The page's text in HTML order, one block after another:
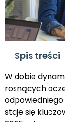
Spis treści
W dobie
rosnących
staje się